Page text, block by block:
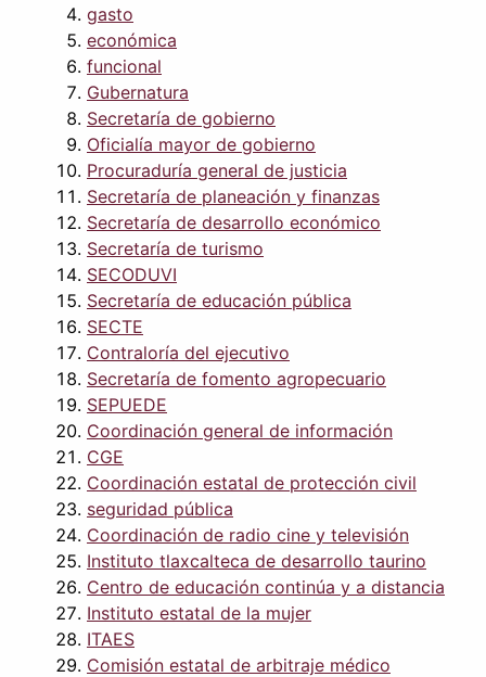
gasto
económica
funcional
Gubernatura
Secretaría de gobierno
Oficialía mayor de gobierno
Procuraduría general de justicia
Secretaría de planeación y finanzas
Secretaría de desarrollo económico
Secretaría de turismo
SECODUVI
Secretaría de educación pública
SECTE
Contraloría del ejecutivo
Secretaría de fomento agropecuario
SEPUEDE
Coordinación general de información
CGE
Coordinación estatal de protección civil
seguridad pública
Coordinación de radio cine y televisión
Instituto tlaxcalteca de desarrollo taurino
Centro de educación continúa y a distancia
Instituto estatal de la mujer
ITAES
Comisión estatal de arbitraje médico